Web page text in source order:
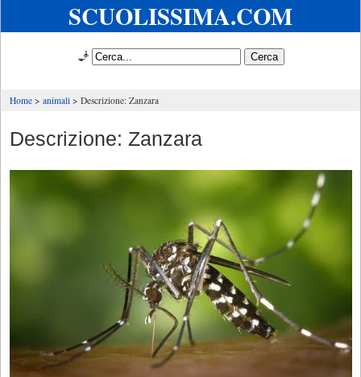
SCUOLISSIMA.COM
🧞
Home animali Descrizione: Zanzara
Descrizione: Zanzara